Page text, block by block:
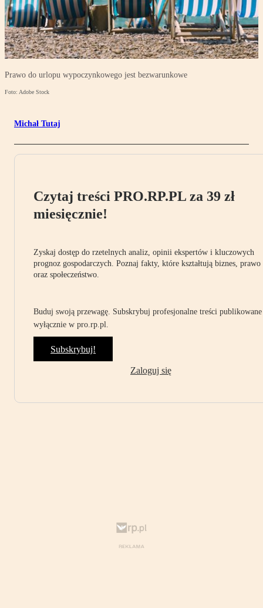
Prawo do urlopu wypoczynkowego jest bezwarunkowe
Foto: Adobe Stock
Michał Tutaj
Czytaj treści PRO.RP.PL za 39 zł
miesięcznie!
Zyskaj dostęp do rzetelnych analiz, opinii ekspertów i kluczowych
prognoz gospodarczych. Poznaj fakty, które kształtują biznes, prawo
oraz społeczeństwo.
Buduj swoją przewagę. Subskrybuj profesjonalne treści publikowane
wyłącznie w pro.rp.pl.
Subskrybuj!
Zaloguj się